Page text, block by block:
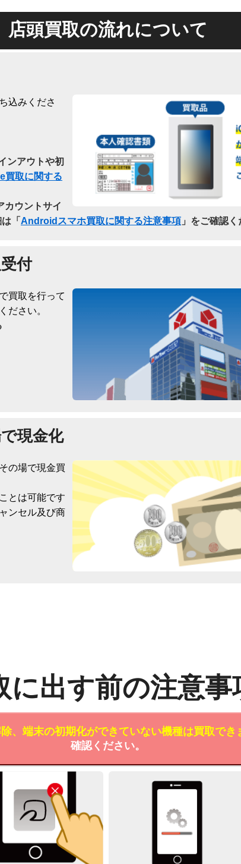
店頭買取の流れについて
込みくださ
ンアウトや初
買取に関する
カウントサイ
「 Androidスマホ買取に関する注意事項 」をご確認
付
買取を行って
ださい。
現金化
の場で現金買
とは可能です
ンセル及び商
に出す前の注意事
、端末の初期化ができていない機種は買取でき
確認ください。